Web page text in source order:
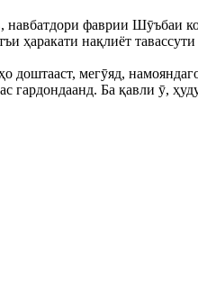
фаврии Шӯъбаи
ҳаракати нақлиёт
мегӯяд,
гардондаанд. Ба қавли ӯ,